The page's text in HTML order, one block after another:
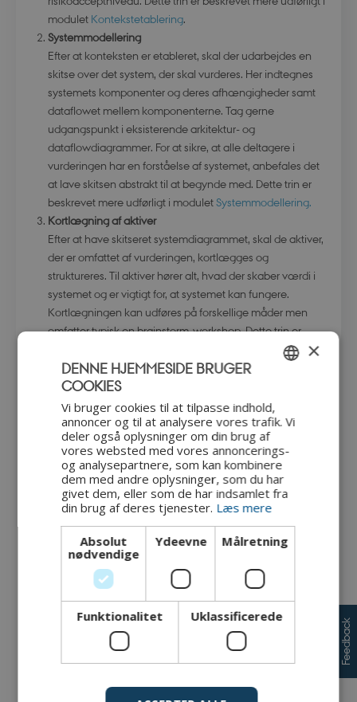
Feedback
modulet Kontekstetablering.
Systemmodellering
Efter at konteksten er etableret, skal der udarbejdes en
skitse over det system, der skal vurderes. Her indtegnes
systemets komponenter og deres afhængigheder samt
dataflowet mellem komponenterne. Tag gerne
udgangspunkt i eksisterende arkitektur- og
dataflowdiagrammer. For at sikre, at alle deltagere i
vurderingen har en forståelse af systemet, anbefales det
at lave skitsen abstrakt til at begynde med. Dette trin er
beskrevet mere udførligt i moduletSystemmodellering.
Kortlægning af aktiver
Efter at have skitseret systemdiagrammet, skal de aktiver,
der er omfattet af vurderingen, kortlægges og
struktureres. Til aktiver hører alt, hvad der skaber værdi i
systemet og er vigtigt for, at systemet kan fungere.
Kortlægningen kan udføres på forskellige måder men
omfatter typisk en brainstorm-workshop. Dette trin er
Kortlægning af
aktiver.
3a.Analyse af aktiver
Efter kortlægningen af aktiverne skal det vurderes,
hvor vigtige de enkelte aktiver er. I dette trin
analyseres konsekvensen for systemet, hvis et aktiv
udsættes for en hændelse. Dette trin er beskrevet
mere udførligt i moduletAnalyse af aktiver.
Kortlægning af trusler
I dette trin er der fokus på at identificere de trusler og
sårbarheder, der udgør en risiko for aktiverne. Trusler kan
kortlægges på mange måder – fx som en brainstorm eller
ud fra trusselkataloger. Dette trin er beskrevet i detaljer i
Kortlægning af trusler
4a.Trusselsanalyse
Efter at have kortlagt truslerne vurderes
sandsynligheden for, at en angriber kan udnytte
truslen (sandsynlighed), hvilken type angreb der er
udnyttes. Dette trin er beskrevet mere udførligt i
DANISH
×
DENNE HJEMMESIDE BRUGER
COOKIES
Vi bruger cookies til at tilpasse indhold,
annoncer og til at analysere vores trafik. Vi
deler også oplysninger om din brug af
vores websted med vores annoncerings-
og analysepartnere, som kan kombinere
dem med andre oplysninger, som du har
givet dem, eller som de har indsamlet fra
din brug af deres tjenester. Læs mere
Absolut
nødvendige
Ydeevne Målretning
Funktionalitet Uklassificerede